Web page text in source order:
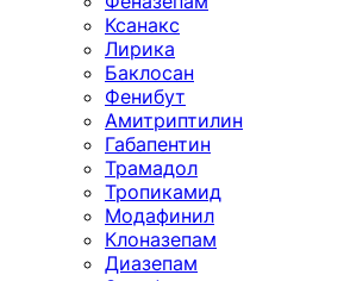
Ксанакс
Лирика
Баклосан
Фенибут
Амитриптилин
Габапентин
Трамадол
Тропикамид
Модафинил
Клоназепам
Диазепам